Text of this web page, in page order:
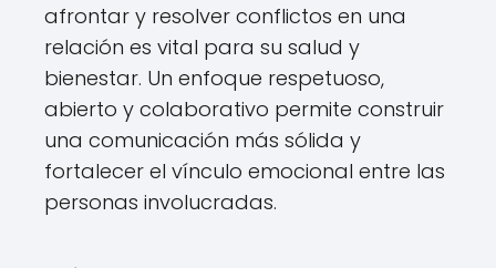
afrontar y resolver conflictos en una
relación es vital para su salud y
bienestar. Un enfoque respetuoso,
abierto y colaborativo permite construir
una comunicación más sólida y
fortalecer el vínculo emocional entre las
personas involucradas.